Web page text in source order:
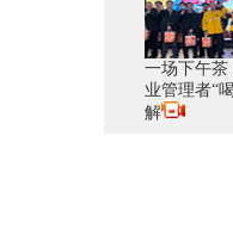
一场下午茶
业管理者“
解